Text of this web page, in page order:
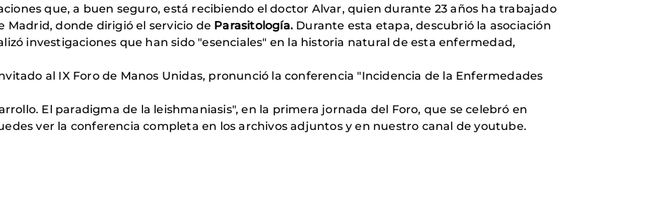
que, a buen seguro, está recibiendo el doctor Alvar, quien durante 23 años ha trabajado
Madrid, donde dirigió el servicio de Parasitología. Durante esta etapa, descubrió la asociación
investigaciones que han sido "esenciales" en la historia natural de esta enfermedad,
al IX Foro de Manos Unidas, pronunció la conferencia "Incidencia de la Enfermedades
El paradigma de la leishmaniasis", en la primera jornada del Foro, que se celebró en
ver la conferencia completa en los archivos adjuntos y en nuestro canal de youtube.